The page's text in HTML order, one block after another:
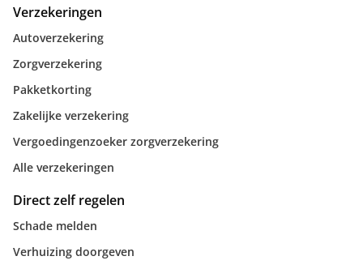
Verzekeringen
Autoverzekering
Zorgverzekering
Pakketkorting
Zakelijke verzekering
Vergoedingenzoeker zorgverzekering
Alle verzekeringen
Direct zelf regelen
Schade melden
Verhuizing doorgeven